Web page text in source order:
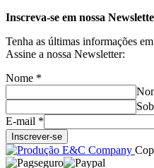
Inscreva-se em nossa
Tenha as últimas informações
Assine a nossa Newsletter:
Nome *
E-mail *
Inscrever-se